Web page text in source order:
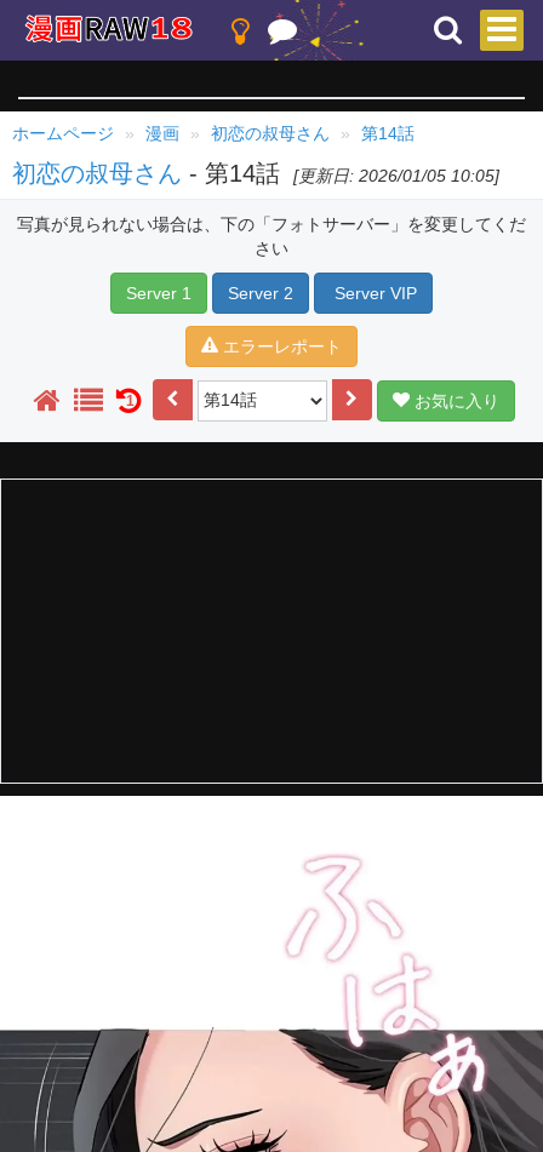
ホームページ 漫画 初恋の叔母さん 第14話
初恋の叔母さん - 第14話 [更新日: 2026/01/05 10:05]
写真が見られない場合は、下の「フォトサーバー」を変更してくだ
さい
Server 1 Server 2 Server VIP
エラーレポート
1 お気に入り